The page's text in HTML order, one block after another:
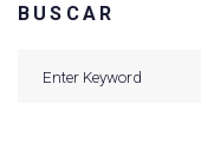
BUSCAR